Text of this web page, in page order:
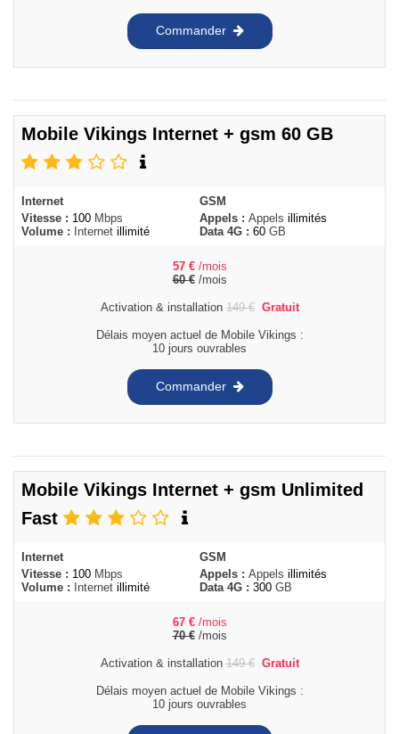
Commander
Mobile Vikings Internet + gsm 60 GB
Internet
Vitesse : 100 Mbps
Volume :
Internet illimité
GSM
Appels : Appels illimités
Data 4G : 60 GB
57 € /mois
60€/mois
Activation & installation149€ Gratuit
Délais moyen actuel de Mobile Vikings :
10 jours ouvrables
Commander
Mobile Vikings Internet + gsm Unlimited
Fast
Internet
Vitesse : 100 Mbps
Volume :
Internet illimité
GSM
Appels : Appels illimités
Data 4G : 300 GB
67 € /mois
70€/mois
Activation & installation149€ Gratuit
Délais moyen actuel de Mobile Vikings :
10 jours ouvrables